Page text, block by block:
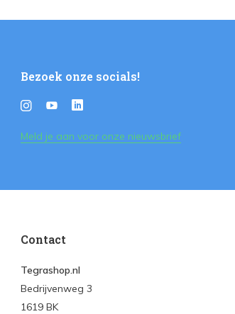
Bezoek onze socials!
Meld je aan voor onze nieuwsbrief
Contact
Tegrashop.nl
Bedrijvenweg 3
1619 BK